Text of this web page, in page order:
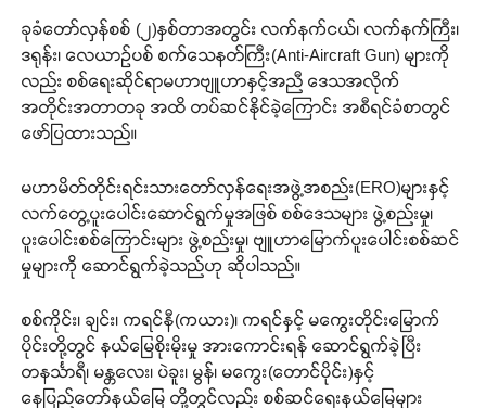
ခုခံတော်လှန်စစ် (၂)နှစ်တာအတွင်း လက်နက်ငယ်၊ လက်နက်ကြီး၊
ဒရုန်း၊ လေယာဉ်ပစ် စက်သေနတ်ကြီး(Anti-Aircraft Gun) များကို
လည်း စစ်ရေးဆိုင်ရာမဟာဗျူဟာနှင့်အညီ ဒေသအလိုက်
အတိုင်းအတာတခု အထိ တပ်ဆင်နိုင်ခဲ့ကြောင်း အစီရင်ခံစာတွင်
ဖော်ပြထားသည်။
မဟာမိတ်တိုင်းရင်းသားတော်လှန်ရေးအဖွဲ့အစည်း(ERO)များနှင့်
လက်တွေ့ပူးပေါင်းဆောင်ရွက်မှုအဖြစ် စစ်ဒေသများ ဖွဲ့စည်းမှု၊
ပူးပေါင်းစစ်ကြောင်းများ ဖွဲ့စည်းမှု၊ ဗျူဟာမြောက်ပူးပေါင်းစစ်ဆင်
မှုများကို ဆောင်ရွက်ခဲ့သည်ဟု ဆိုပါသည်။
စစ်ကိုင်း၊ ချင်း၊ ကရင်နီ(ကယား)၊ ကရင်နှင့် မကွေးတိုင်းမြောက်
ပိုင်းတို့တွင် နယ်မြေစိုးမိုးမှု အားကောင်းရန် ဆောင်ရွက်ခဲ့ပြီး
တနင်္သာရီ၊ မန္တလေး၊ ပဲခူး၊ မွန်၊ မကွေး(တောင်ပိုင်း)နှင့်
နေပြည်တော်နယ်မြေ တို့တွင်လည်း စစ်ဆင်ရေးနယ်မြေများ